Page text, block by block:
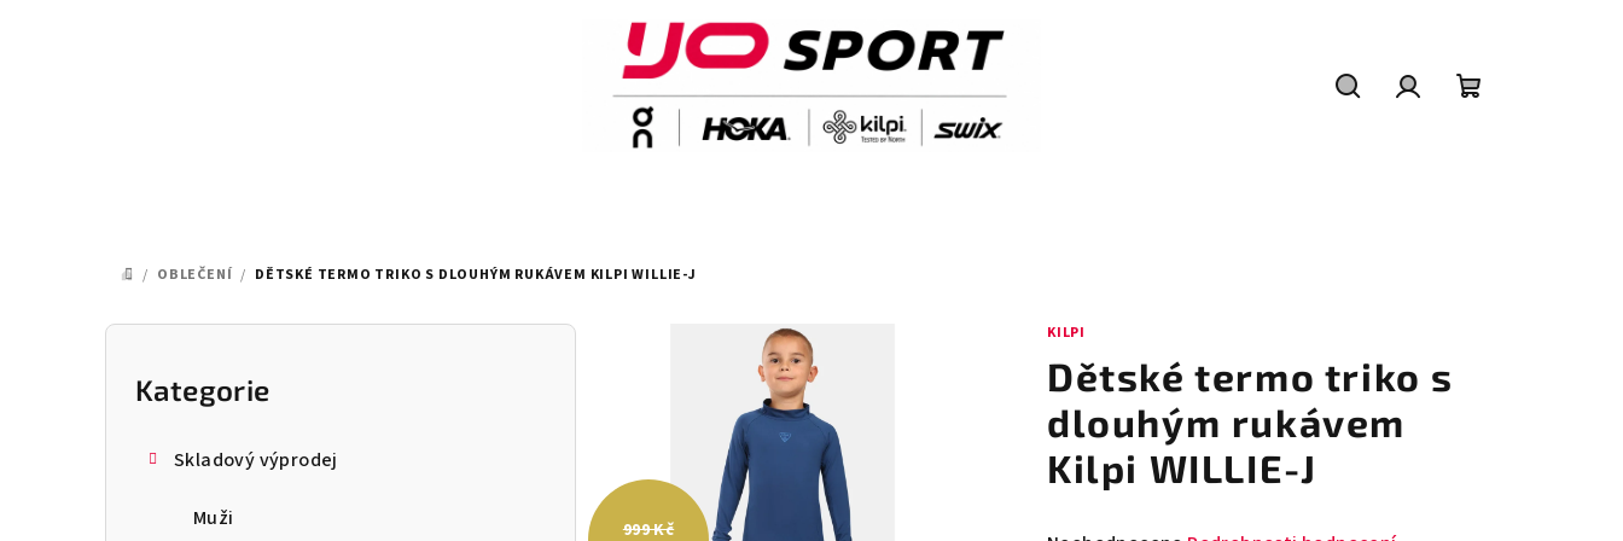
DOMŮ
/ OBLEČENÍ / DĚTSKÉ TERMO TRIKO S DLOUHÝM RUKÁVEM KILPI WILLIE-J
P
Přeskočit
kategorie
Kategorie
Skladový výprodej
Muži
KILPI
Dětské termo triko s
dlouhým rukávem
Kilpi WILLIE-J
999 Kč